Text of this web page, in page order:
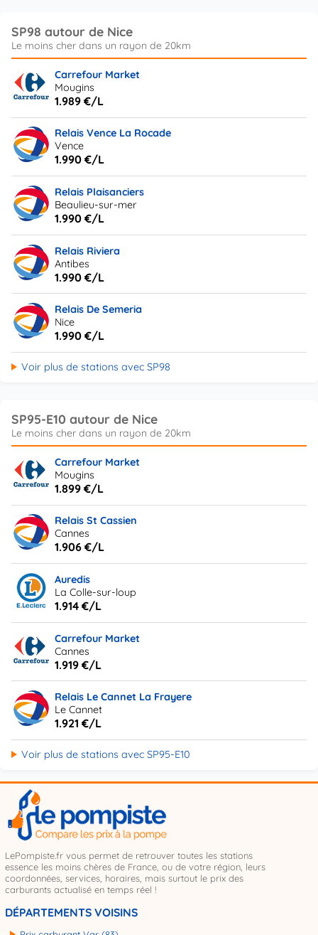
SP98 autour de Nice
Carrefour Market
Mougins
1.989 €/L
Relais Vence La Rocade
Vence
1.990 €/L
Relais Plaisanciers
Beaulieu-sur-mer
1.990 €/L
Relais Riviera
Antibes
1.990 €/L
Relais De Semeria
Nice
1.990 €/L
Voir plus de stations avec SP98
SP95-E10 autour de Nice
Carrefour Market
Mougins
1.899 €/L
Relais St Cassien
Cannes
1.906 €/L
Auredis
La Colle-sur-loup
1.914 €/L
Carrefour Market
Cannes
1.919 €/L
Relais Le Cannet La Frayere
Le Cannet
1.921 €/L
Voir plus de stations avec SP95-E10
LePompiste.fr vous permet de retrouver toutes les stations
essence les moins chères de France, ou de votre région, leurs
coordonnées, services, horaires, mais surtout le prix des
carburants actualisé en temps réel !
DÉPARTEMENTS VOISINS